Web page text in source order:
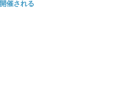
開催される